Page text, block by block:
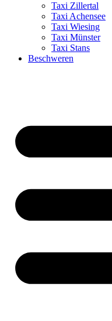
Taxi Zillertal
Taxi Achensee
Taxi Wiesing
Taxi Münster
Taxi Stans
Beschweren